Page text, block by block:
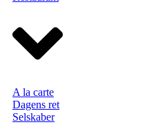
A la carte
Dagens ret
Selskaber